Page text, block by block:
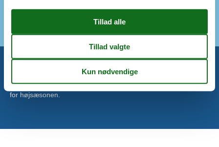
Fælles grund
Miniferie
Der er begrænset mulighed for miniferie hele året, typisk uden
for højsæsonen.